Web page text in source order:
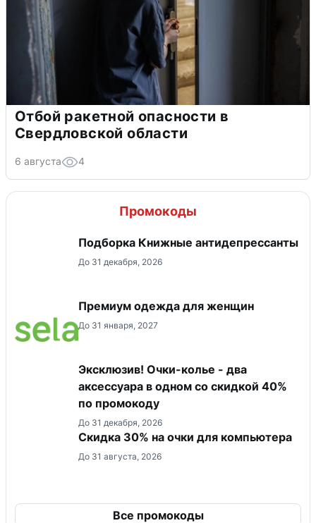
Отбой ракетной опасности в
Свердловской области
6 августа 4
Промокоды
Подборка Книжные антидепрессанты
До 31 декабря, 2026
Премиум одежда для женщин
До 31 января, 2027
Эксклюзив! Очки-колье - два
аксессуара в одном со скидкой 40%
по промокоду
До 31 декабря, 2026
Скидка 30% на очки для компьютера
До 31 августа, 2026
Все промокоды